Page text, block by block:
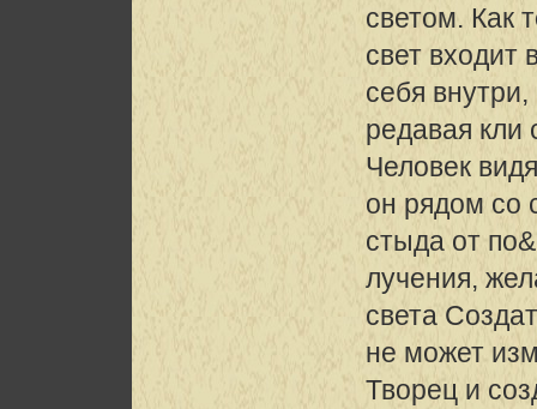
светом. Как
свет входит
себя внутри,
редавая кли
Человек
он рядом со
стыда от по&
лучения,
света
не может
Творец и